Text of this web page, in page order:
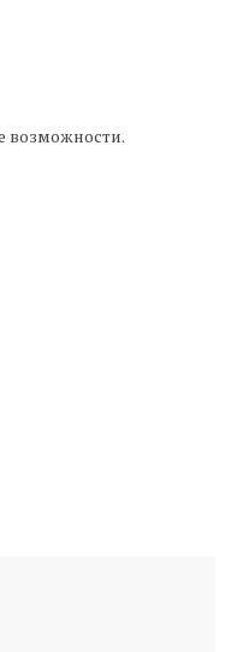
возможности.